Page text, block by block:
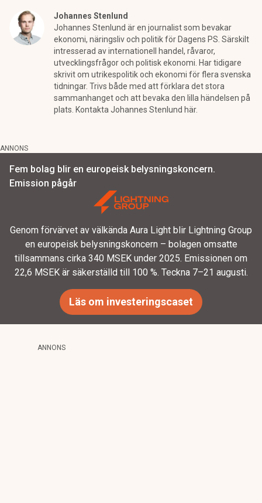
Johannes Stenlund
Johannes Stenlund är en journalist som bevakar
ekonomi, näringsliv och politik för Dagens PS. Särskilt
intresserad av internationell handel, råvaror,
utvecklingsfrågor och politisk ekonomi. Har tidigare
skrivit om utrikespolitik och ekonomi för flera svenska
tidningar. Trivs både med att förklara det stora
sammanhanget och att bevaka den lilla händelsen på
plats. Kontakta Johannes Stenlund här.
ANNONS
Fem bolag blir en europeisk belysningskoncern.
Emission pågår
Genom förvärvet av välkända Aura Light blir Lightning Group
en europeisk belysningskoncern – bolagen omsatte
tillsammans cirka 340 MSEK under 2025. Emissionen om
22,6 MSEK är säkerställd till 100 %. Teckna 7–21 augusti.
Läs om investeringscaset
ANNONS